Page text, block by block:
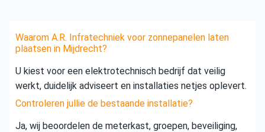
Waarom A.R. Infratechniek voor zonnepanelen laten
plaatsen in Mijdrecht?
U kiest voor een elektrotechnisch bedrijf dat veilig
werkt, duidelijk adviseert en installaties netjes oplevert.
Controleren jullie de bestaande installatie?
Ja, wij beoordelen de meterkast, groepen, beveiliging,